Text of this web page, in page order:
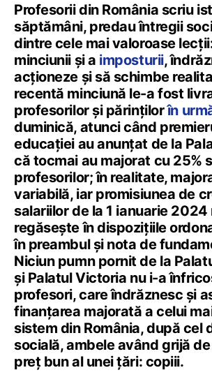
Profesorii din România scriu
săptămâni, predau întregii
dintre cele mai valoroase
minciunii și a imposturii,
acționeze și să schimbe
recentă minciună le-a fost
profesorilor și părințilorîn
duminică, atunci când
educației au anunțat de la
că tocmai au majorat cu 25%
profesorilor; în realitate,
variabilă, iar promisiunea de
salariilor de la 1 ianuarie 2024
regăsește în dispozițiile
în preambul și nota de
Niciun pumn pornit de la
și Palatul Victoria nu i-a
profesori, care îndrăznesc și
finanțarea majorată a celui
sistem din România, după cel
socială, ambele având grijă
preț bun al unei țări: copiii.